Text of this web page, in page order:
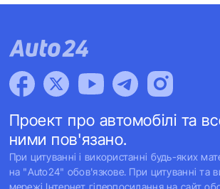
Проект про автомобілі та
ними пов'язано.
При цитуванні і використанні будь-яких
на "Auto24" обов'язкове. При цитуванні та
мережі Інтернет гіперпосилання на сайт